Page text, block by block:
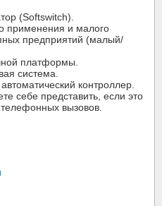
(Softswitch).
применения и малого
предприятий (малый/
платформы.
система.
контроллер.
себе представить, если это
телефонных вызовов.